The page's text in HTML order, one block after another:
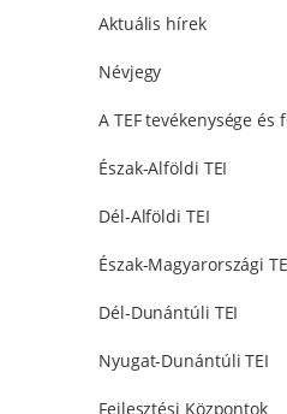
Aktuális hírek
Névjegy
A TEF tevékenysége és
Észak-Alföldi TEI
Dél-Alföldi TEI
Észak-Magyarországi
Dél-Dunántúli TEI
Nyugat-Dunántúli TEI
Fejlesztési Központok